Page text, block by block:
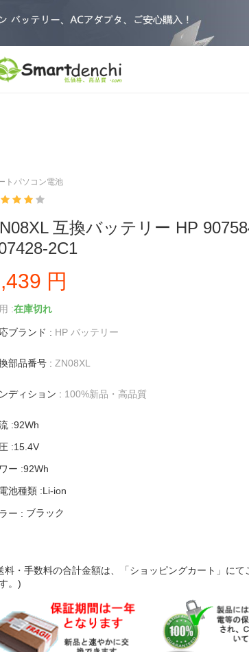
トパソコン電池
互換バッテリー HP
2C1
円
:在庫切れ
ブランド : HP バッテリー
部品番号 : ZN08XL
ディション : 100%新品・高品質
:92Wh
:15.4V
ー :92Wh
池種類 :Li-ion
ー : ブラック
料・手数料の合計金額は、「ショッピングカート」にて
。)